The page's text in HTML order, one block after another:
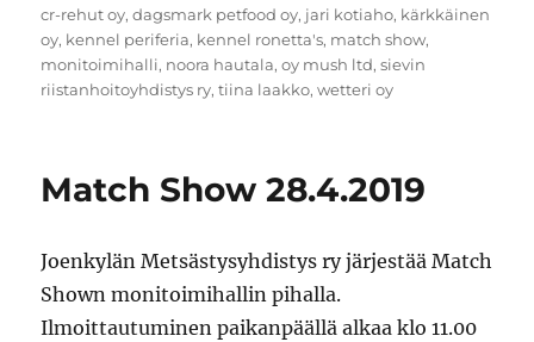
cr-rehut oy,dagsmark petfood oy, jari kotiaho, kärkkäinen
oy, kennel periferia, kennel ronetta's, match show,
monitoimihalli, noora hautala,oy mush ltd,sievin
riistanhoitoyhdistys ry,tiina laakko,wetteri oy
Match Show 28.4.2019
Joenkylän Metsästysyhdistys ry järjestää Match
Shown monitoimihallin pihalla.
Ilmoittautuminen paikanpäällä alkaa klo 11.00